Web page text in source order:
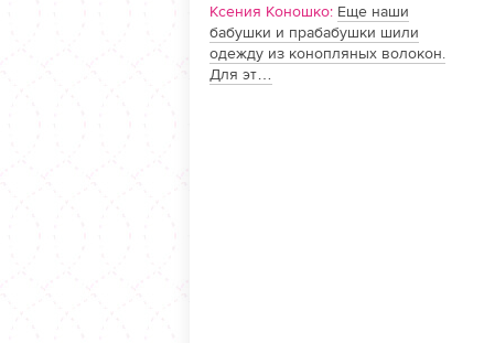
Ксения Коношко: Еще наши
бабушки и прабабушки шили
одежду из конопляных волокон.
Для эт…